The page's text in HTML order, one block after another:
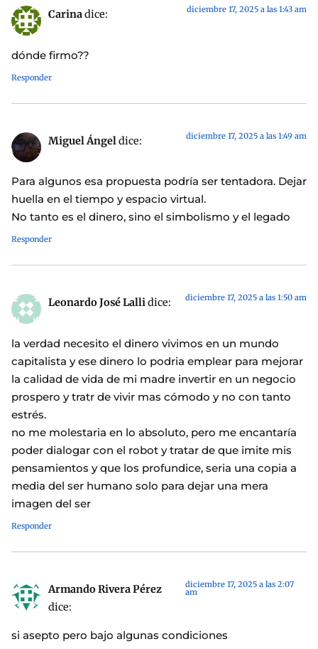
Carinadice: diciembre 17, 2025 a las 1:43 am
dónde firmo??
Responder
Miguel Ángeldice: diciembre 17, 2025 a las 1:49 am
Para algunos esa propuesta podría ser tentadora. Dejar
huella en el tiempo y espacio virtual.
No tanto es el dinero, sino el simbolismo y el legado
Responder
Leonardo José Lallidice: diciembre 17, 2025 a las 1:50 am
la verdad necesito el dinero vivimos en un mundo
capitalista y ese dinero lo podria emplear para mejorar
la calidad de vida de mi madre invertir en un negocio
prospero y tratr de vivir mas cómodo y no con tanto
estrés.
no me molestaria en lo absoluto, pero me encantaría
poder dialogar con el robot y tratar de que imite mis
pensamientos y que los profundice, seria una copia a
media del ser humano solo para dejar una mera
imagen del ser
Responder
Armando Rivera Pérez
dice:
diciembre 17, 2025 a las 2:07
am
si asepto pero bajo algunas condiciones